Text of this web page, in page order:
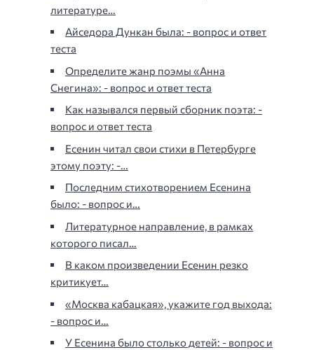
литературе…
Айседора Дункан была: - вопрос и ответ
теста
Определите жанр поэмы «Анна
Снегина»: - вопрос и ответ теста
Как назывался первый сборник поэта: -
вопрос и ответ теста
Есенин читал свои стихи в Петербурге
этому поэту: -…
Последним стихотворением Есенина
было: - вопрос и…
Литературное направление, в рамках
которого писал…
В каком произведении Есенин резко
критикует…
«Москва кабацкая», укажите год выхода:
- вопрос и…
У Есенина было столько детей: - вопрос и